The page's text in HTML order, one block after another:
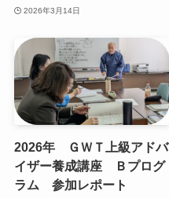
2026年3月14日
2026年 ＧＷＴ上級アドバ
イザー養成講座 Ｂプログ
ラム 参加レポート